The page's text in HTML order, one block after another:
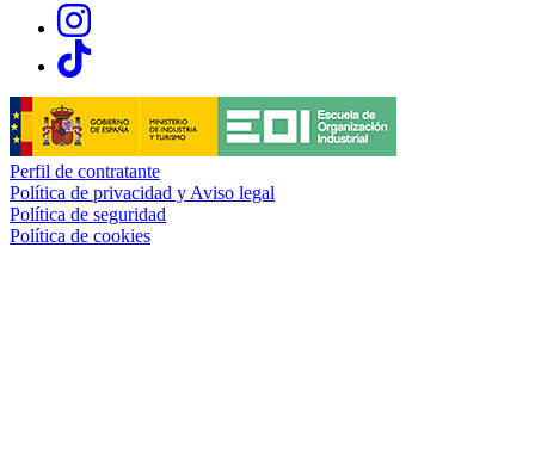
Links, Opens in this window
Links, Opens in this window
Perfil de contratante
Política de privacidad y Aviso legal
Política de seguridad
Política de cookies